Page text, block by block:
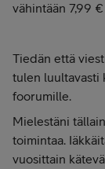
vähintään 7,99
Tiedän että
tulen luultavasti
foorumille.
Mielestäni
toimintaa.
vuosittain